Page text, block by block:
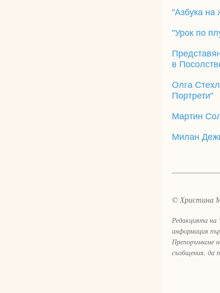
"Азбука на
"Урок по
в
Олга
Портрети"
Мартин
Милан
© Христина
Редакцията на
информация
Препоръчваме
съобщения, да